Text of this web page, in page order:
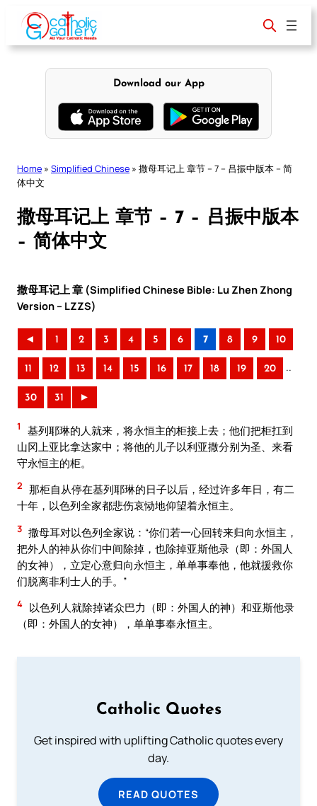
content
Download our App
Home » Simplified Chinese » 撒母耳记上 章节 – 7 – 吕振中版本 – 简
体中文
撒母耳记上 章节 – 7 – 吕振中版本
– 简体中文
撒母耳记上 章 (Simplified Chinese Bible: Lu Zhen Zhong
Version – LZZS)
◄ 1 2 3 4 5 6 7 8 9 10
11 12 13 14 15 16 17 18 19 20 ..
30 31 ►
1
基列耶琳的人就来，将永恒主的柜接上去；他们把柜扛到
山冈上亚比拿达家中；将他的儿子以利亚撒分别为圣、来看
守永恒主的柜。
2 那柜自从停在基列耶琳的日子以后，经过许多年日，有二
十年，以色列全家都悲伤哀恸地仰望着永恒主。
3 撒母耳对以色列全家说：“你们若一心回转来归向永恒主，
把外人的神从你们中间除掉，也除掉亚斯他录（即：外国人
的女神），立定心意归向永恒主，单单事奉他，他就援救你
们脱离非利士人的手。”
4 以色列人就除掉诸众巴力（即：外国人的神）和亚斯他录
（即：外国人的女神），单单事奉永恒主。
Catholic Quotes
Get inspired with uplifting Catholic quotes every
day.
READ QUOTES